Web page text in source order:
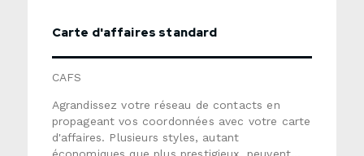
Carte d'affaires standard
CAFS
Agrandissez votre réseau de contacts en
propageant vos coordonnées avec votre carte
d'affaires. Plusieurs styles, autant
économiques que plus prestigieux, peuvent